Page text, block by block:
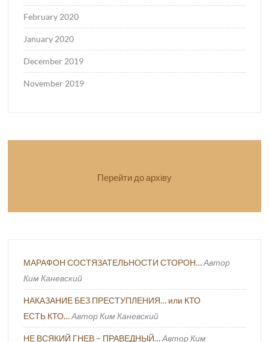
February 2020
January 2020
December 2019
November 2019
Перейти до архіву
МАРАФОН СОСТЯЗАТЕЛЬНОСТИ СТОРОН… Автор
Ким Каневский
НАКАЗАНИЕ БЕЗ ПРЕСТУПЛЕНИЯ… или КТО
ЕСТЬ КТО… Автор Ким Каневский
НЕ ВСЯКИЙ ГНЕВ – ПРАВЕДНЫЙ… Автор Ким